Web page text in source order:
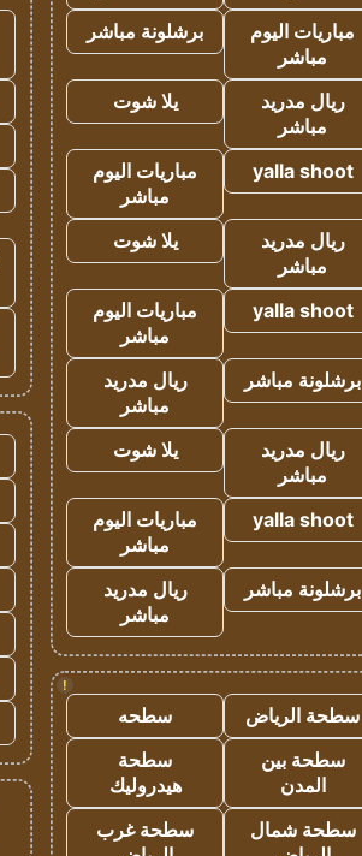
مباريات اليوم
مباشر
برشلونة مباشر
ريال مدريد
مباشر
يلا شوت
yalla shoot
مباريات اليوم
مباشر
ريال مدريد
مباشر
يلا شوت
yalla shoot
مباريات اليوم
مباشر
برشلونة مباشر
ريال مدريد
مباشر
ريال مدريد
مباشر
يلا شوت
yalla shoot
مباريات اليوم
مباشر
برشلونة مباشر
ريال مدريد
مباشر
!
سطحة الرياض
سطحه
سطحة بين
المدن
سطحة
هيدروليك
سطحة شمال
سطحة غرب